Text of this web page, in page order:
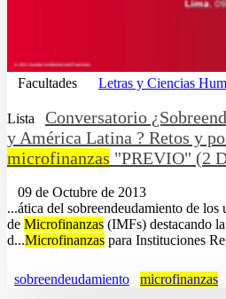
Facultades Letras y Ciencias
Lista
Conversatorio
y América Latina ? Retos y
microfinanzas "PREVIO" (2
09 de Octubre de 2013
...ática del sobreendeudamiento de los
de Microfinanzas (IMFs) destacando
d...Microfinanzas para Instituciones
sobreendeudamiento microfinanzas